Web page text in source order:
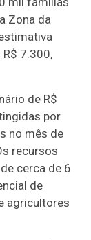
Zona da
7.300,
de R$
por
no mês de
recursos
cerca de 6
de
agricultores